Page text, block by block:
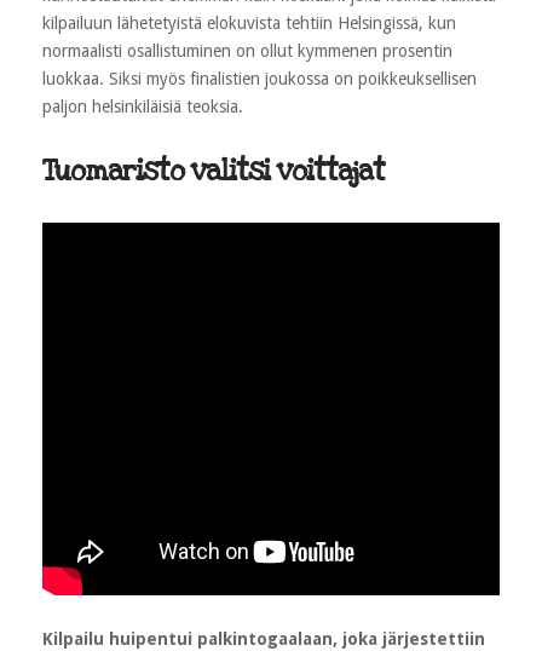
kilpailuun lähetetyistä elokuvista tehtiin Helsingissä, kun
normaalisti osallistuminen on ollut kymmenen prosentin
luokkaa. Siksi myös finalistien joukossa on poikkeuksellisen
paljon helsinkiläisiä teoksia.
Tuomaristo valitsi voittajat
Kilpailu huipentui palkintogaalaan, joka järjestettiin